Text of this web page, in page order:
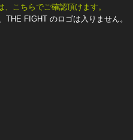
、こちらでご確認頂けます。
THE FIGHT のロゴは入りません。